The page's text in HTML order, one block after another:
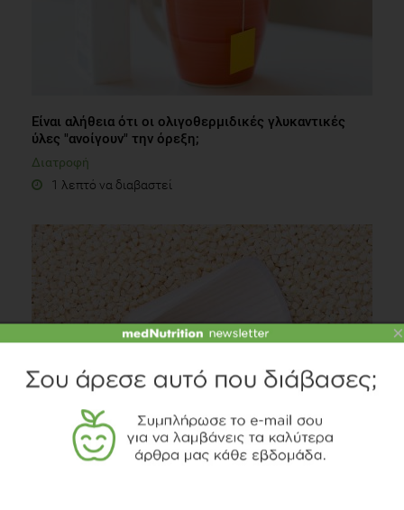
Είναι αλήθεια ότι οι ολιγοθερμιδικές γλυκαντικές
ύλες "ανοίγουν" την όρεξη;
Διατροφή
1 λεπτό να διαβαστεί
Τραχανάς ελληνικός & θρεπτικός
Διατροφή
×